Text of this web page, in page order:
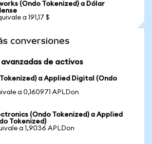
(Ondo Tokenized) a Dólar
a 191,17 $
conversiones
avanzadas de activos
Tokenized) a Applied Digital (Ondo
a 0,160971 APLDon
(Ondo Tokenized) a Applied
Tokenized)
a 1,9036 APLDon